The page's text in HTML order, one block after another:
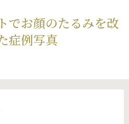
でお顔のたるみを改
症例写真